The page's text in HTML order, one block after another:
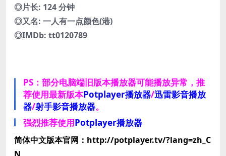
◎片长: 124 分钟
◎又名: 一人有一点颜色(港)
◎IMDb: tt0120789
PS：部分电脑端旧版本播放器可能播放异常，推
荐使用最新版本Potplayer播放器/迅雷影音播放
器/射手影音播放器。
强烈推荐使用Potplayer播放器
简体中文版本官网：http://potplayer.tv/?lang=zh_C